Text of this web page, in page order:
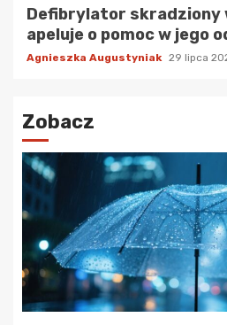
Defibrylator skradziony
apeluje o pomoc w jego
Agnieszka Augustyniak 29 lipca
Zobacz